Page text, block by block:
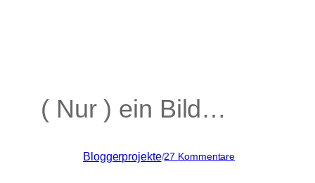
( Nur ) ein Bild…
Bloggerprojekte/27 Kommentarezu